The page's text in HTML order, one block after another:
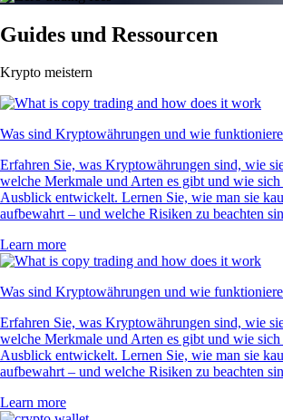
Guides und Ressourcen
Krypto meistern
Was sind Kryptowährungen und wie
Erfahren Sie, was Kryptowährungen sind, wie
welche Merkmale und Arten es gibt und wie
Ausblick entwickelt. Lernen Sie, wie man sie
aufbewahrt – und welche Risiken zu beachten
Learn more
Was sind Kryptowährungen und wie
Erfahren Sie, was Kryptowährungen sind, wie
welche Merkmale und Arten es gibt und wie
Ausblick entwickelt. Lernen Sie, wie man sie
aufbewahrt – und welche Risiken zu beachten
Learn more